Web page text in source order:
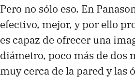
Pero no sólo eso. En
efectivo, mejor, y por ello
es capaz de ofrecer una
diámetro, poco más de dos
muy cerca de la pared y